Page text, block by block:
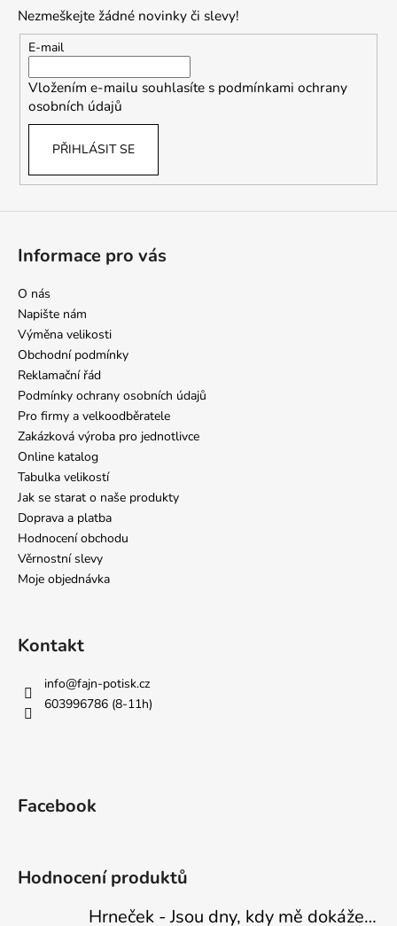
Nezmeškejte žádné novinky či slevy!
E-mail
Vložením e-mailu souhlasíte s podmínkami ochrany
osobních údajů
PŘIHLÁSIT SE
Informace pro vás
O nás
Napište nám
Výměna velikosti
Obchodní podmínky
Reklamační řád
Podmínky ochrany osobních údajů
Pro firmy a velkoodběratele
Zakázková výroba pro jednotlivce
Online katalog
Tabulka velikostí
Jak se starat o naše produkty
Doprava a platba
Hodnocení obchodu
Věrnostní slevy
Moje objednávka
Kontakt
info@fajn-potisk.cz
603996786 (8-11h)
Facebook
Hodnocení produktů
Hrneček - Jsou dny, kdy mě dokáže nasrat i vzduch - Sova